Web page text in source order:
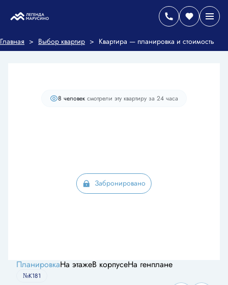
Главная > Выбор квартир > Квартира — планировка и стоимость
2-комнатная
8 человек смотрели эту квартиру за 24 часа
Забронировано
ПланировкаНа этажеВ корпусеНа генплане
№К181